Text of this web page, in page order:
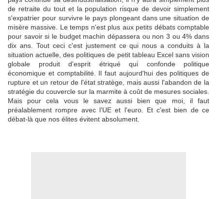
de retraite du tout et la population risque de devoir simplement
s'expatrier pour survivre le pays plongeant dans une situation de
misère massive. Le temps n'est plus aux petits débats comptable
pour savoir si le budget machin dépassera ou non 3 ou 4% dans
dix ans. Tout ceci c'est justement ce qui nous a conduits à la
situation actuelle, des politiques de petit tableau Excel sans vision
globale produit d'esprit étriqué qui confonde politique
économique et comptabilité. Il faut aujourd'hui des politiques de
rupture et un retour de l'état stratège, mais aussi l'abandon de la
stratégie du couvercle sur la marmite à coût de mesures sociales.
Mais pour cela vous le savez aussi bien que moi, il faut
préalablement rompre avec l'UE et l'euro. Et c'est bien de ce
débat-là que nos élites évitent absolument.